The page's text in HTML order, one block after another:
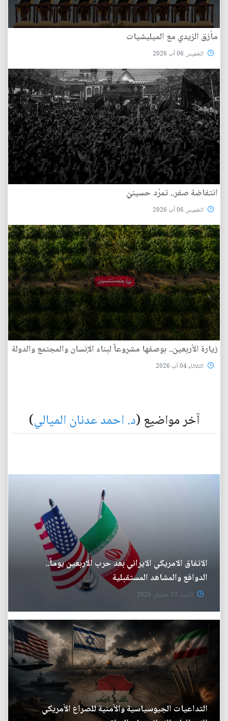
مأزق الزيدي مع الميليشيات
الخميس 06 آب 2026
انتفاضة صفر.. تمرّد حسينيّ
الخميس 06 آب 2026
زيارة الأربعين.. بوصفها مشروعاً لبناء الإنسان والمجتمع والدولة
الثلاثاء 04 آب 2026
آخر مواضيع (د. احمد عدنان الميالي)
الاتفاق الامريكي الايراني بعد حرب الاربعين يوماً..
الدوافع والمشاهد المستقبلية
السبت 27 حزيران 2026
التداعيات الجيوسياسية والأمنية للصراع الأمريكي